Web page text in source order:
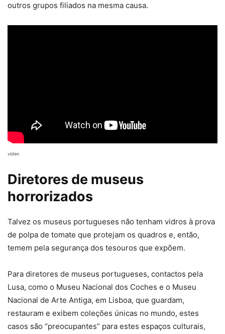
outros grupos filiados na mesma causa.
vídeo
Diretores de museus
horrorizados
Talvez os museus portugueses não tenham vidros à prova
de polpa de tomate que protejam os quadros e, então,
temem pela segurança dos tesouros que expõem.
Para diretores de museus portugueses, contactos pela
Lusa, como o Museu Nacional dos Coches e o Museu
Nacional de Arte Antiga, em Lisboa, que guardam,
restauram e exibem coleções únicas no mundo, estes
casos são “preocupantes” para estes espaços culturais,